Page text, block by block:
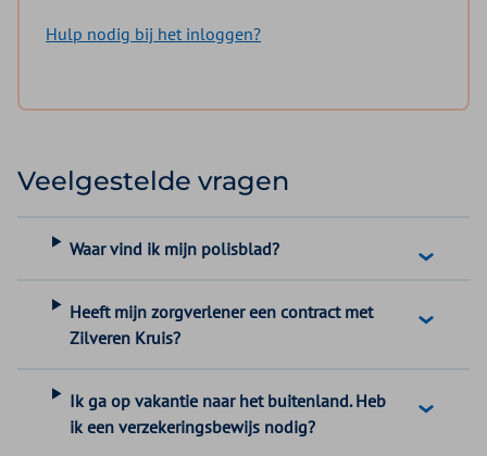
Hulp nodig bij het inloggen?
Veelgestelde vragen
Waar vind ik mijn polisblad?
Heeft mijn zorgverlener een contract met
Zilveren Kruis?
Ik ga op vakantie naar het buitenland. Heb
ik een verzekeringsbewijs nodig?